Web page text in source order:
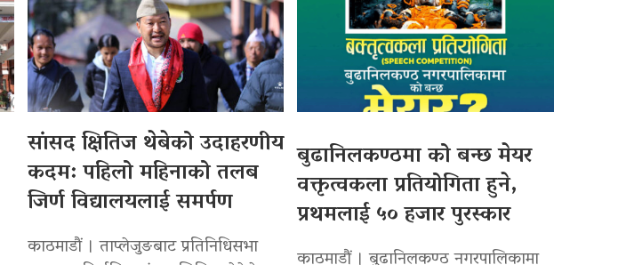
सांसद क्षितिज थेबेको उदाहरणीय
कदम: पहिलो महिनाको तलब
जिर्ण विद्यालयलाई समर्पण
काठमाडौं । ताप्लेजुङबाट प्रतिनिधिसभा
बुढानिलकण्ठमा को बन्छ मेयर
वक्तृत्वकला प्रतियोगिता हुने,
प्रथमलाई ५० हजार पुरस्कार